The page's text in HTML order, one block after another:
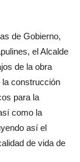
de Gobierno,
el Alcalde
de la obra
la construcción
para la
como la
así el
de vida de